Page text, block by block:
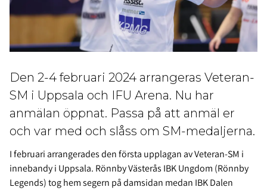
Den 2-4 februari 2024 arrangeras Veteran-
SM i Uppsala och IFU Arena. Nu har
anmälan öppnat. Passa på att anmäl er
och var med och slåss om SM-medaljerna.
I februari arrangerades den första upplagan av Veteran-SM i
innebandy i Uppsala. Rönnby Västerås IBK Ungdom (Rönnby
Legends) tog hem segern på damsidan medan IBK Dalen